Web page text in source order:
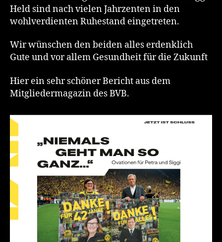
Held
Held sind nach vielen Jahrzenten in den
wohlverdienten Ruhestand eingetreten.
Wir wünschen den beiden alles erdenklich
Gute und vor allem Gesundheit für die Zukunft
Hier ein sehr schöner Bericht aus dem
Mitgliedermagazin des BVB.